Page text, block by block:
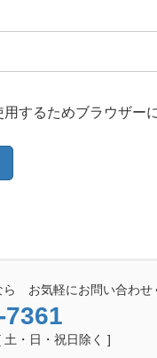
するためブラウザー
お気軽にお問い合わせ
7361
・日・祝日除く ]